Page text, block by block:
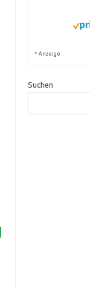
* Anzeige
Suchen